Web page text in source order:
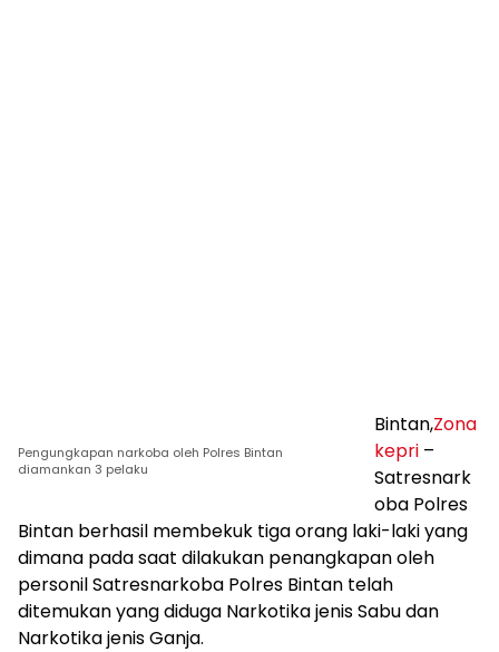
Pengungkapan narkoba oleh Polres Bintan
diamankan 3 pelaku
Bintan,Zona
kepri –
Satresnark
oba Polres
Bintan berhasil membekuk tiga orang laki-laki yang
dimana pada saat dilakukan penangkapan oleh
personil Satresnarkoba Polres Bintan telah
ditemukan yang diduga Narkotika jenis Sabu dan
Narkotika jenis Ganja.